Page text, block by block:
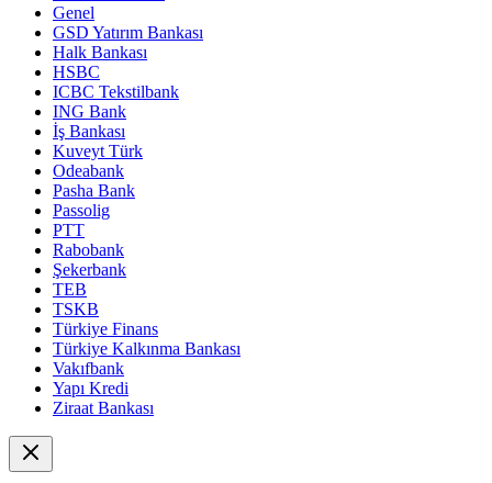
Genel
GSD Yatırım Bankası
Halk Bankası
HSBC
ICBC Tekstilbank
ING Bank
İş Bankası
Kuveyt Türk
Odeabank
Pasha Bank
Passolig
PTT
Rabobank
Şekerbank
TEB
TSKB
Türkiye Finans
Türkiye Kalkınma Bankası
Vakıfbank
Yapı Kredi
Ziraat Bankası